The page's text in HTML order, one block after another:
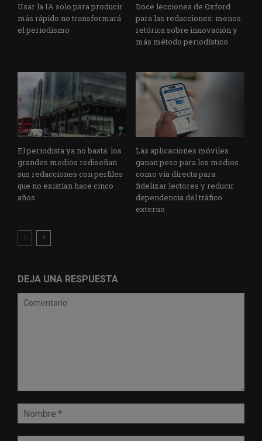
Usar la IA solo para producir
más rápido no transformará
el periodismo
Doce lecciones de Oxford
para las redacciones: menos
retórica sobre innovación y
más método periodístico
El periodista ya no basta: los
grandes medios rediseñan
sus redacciones con perfiles
que no existían hace cinco
años
Las aplicaciones móviles
ganan peso para los medios
como vía directa para
fidelizar lectores y reducir
dependencia del tráfico
externo
DEJA UNA RESPUESTA